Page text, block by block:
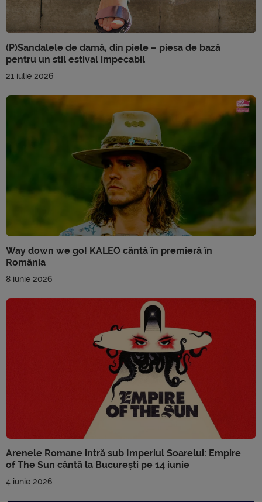
(P)Sandalele de damă, din piele – piesa de bază
pentru un stil estival impecabil
21 iulie 2026
Way down we go! KALEO cântă în premieră în
România
8 iunie 2026
Arenele Romane intră sub Imperiul Soarelui: Empire
of The Sun cântă la București pe 14 iunie
4 iunie 2026